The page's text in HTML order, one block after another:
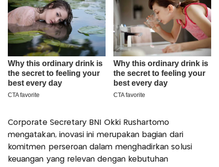
Corporate Secretary BNI Okki Rushartomo
mengatakan, inovasi ini merupakan bagian dari
komitmen perseroan dalam menghadirkan solusi
keuangan yang relevan dengan kebutuhan